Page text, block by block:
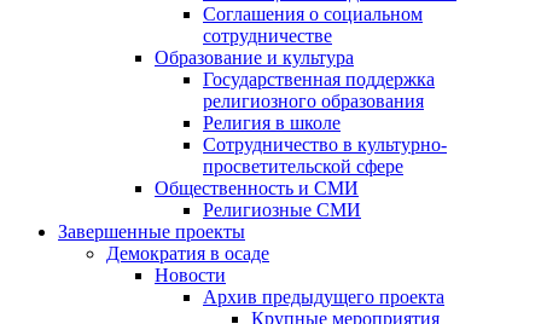
Соглашения о социальном
сотрудничестве
Образование и культура
Государственная поддержка
религиозного образования
Религия в школе
Сотрудничество в культурно-
просветительской сфере
Общественность и СМИ
Религиозные СМИ
Завершенные проекты
Демократия в осаде
Новости
Архив предыдущего проекта
Крупные мероприятия